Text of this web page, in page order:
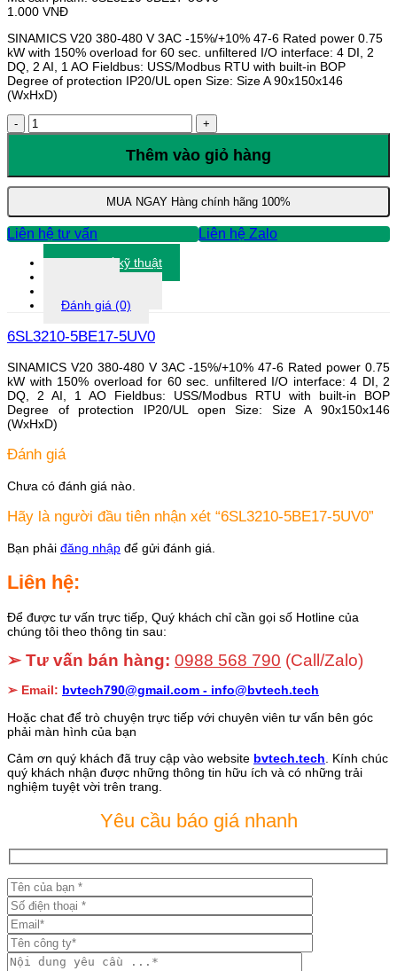
1.000 VNĐ
SINAMICS V20 380-480 V 3AC -15%/+10% 47-6 Rated power 0.75
kW with 150% overload for 60 sec. unfiltered I/O interface: 4 DI, 2
DQ, 2 AI, 1 AO Fieldbus: USS/Modbus RTU with built-in BOP
Degree of protection IP20/UL open Size: Size A 90x150x146
(WxHxD)
6SL3210-
5BE17-
lượng
Thêm vào giỏ hàng
MUA NGAY Hàng chính hãng 100%
Liên hệ tư vấn Liên hệ Zalo
Thông số kỹ thuật
Đánh giá (0)
6SL3210-5BE17-5UV0
SINAMICS V20 380-480 V 3AC -15%/+10% 47-6 Rated power 0.75
kW with 150% overload for 60 sec. unfiltered I/O interface: 4 DI, 2
DQ, 2 AI, 1 AO Fieldbus: USS/Modbus RTU with built-in BOP
Degree of protection IP20/UL open Size: Size A 90x150x146
(WxHxD)
Đánh giá
Chưa có đánh giá nào.
Hãy là người đầu tiên nhận xét “6SL3210-5BE17-5UV0”
Bạn phải đăng nhập để gửi đánh giá.
Liên hệ:
Để được tư vấn trực tiếp, Quý khách chỉ cần gọi số Hotline của
chúng tôi theo thông tin sau:
➢ Tư vấn bán hàng: 0988 568 790 (Call/Zalo)
➢ Email: bvtech790@gmail.com - info@bvtech.tech
Hoặc chat để trò chuyện trực tiếp với chuyên viên tư vấn bên góc
phải màn hình của bạn
Cảm ơn quý khách đã truy cập vào website bvtech.tech. Kính chúc
quý khách nhận được những thông tin hữu ích và có những trải
nghiệm tuyệt vời trên trang.
Yêu cầu báo giá nhanh